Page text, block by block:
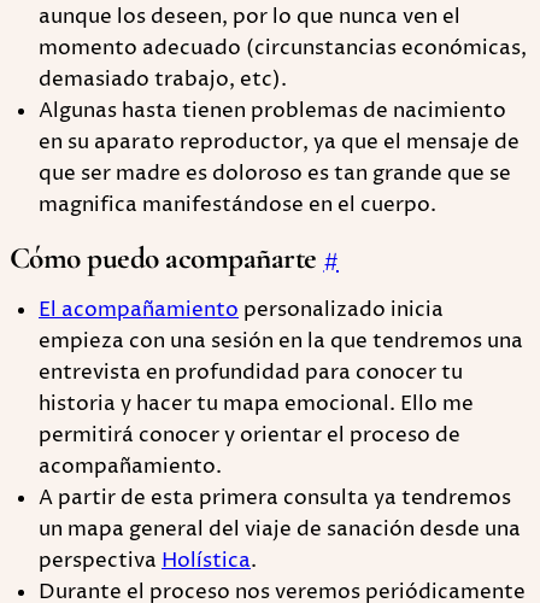
aunque los deseen, por lo que nunca ven el
momento adecuado (circunstancias económicas,
demasiado trabajo, etc).
Algunas hasta tienen problemas de nacimiento
en su aparato reproductor, ya que el mensaje de
que ser madre es doloroso es tan grande que se
magnifica manifestándose en el cuerpo.
Cómo puedo acompañarte #
El acompañamiento personalizado inicia
empieza con una sesión en la que tendremos una
entrevista en profundidad para conocer tu
historia y hacer tu mapa emocional. Ello me
permitirá conocer y orientar el proceso de
acompañamiento.
A partir de esta primera consulta ya tendremos
un mapa general del viaje de sanación desde una
perspectiva Holística.
Durante el proceso nos veremos periódicamente